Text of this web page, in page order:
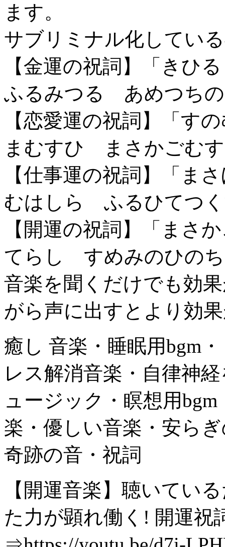
ます。
サブリミナル化してい
【金運の祝詞】「き
ふるみつる あめつち
【恋愛運の祝詞】「
まむすひ まさかごむ
【仕事運の祝詞】「
むはしら ふるひてつ
【開運の祝詞】「ま
てらし すめみのひの
音楽を聞くだけでも効
がら声に出すとより効
癒し 音楽・睡眠用bgm
レス解消音楽・自律神
ュージック・瞑想用
楽・優しい音楽・安ら
奇跡の音・祝詞
【開運音楽】聴いてい
た力が顕れ働く! 開運祝